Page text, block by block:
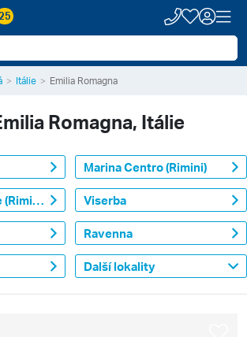
Itálie Emilia Romagna
Romagna, Itálie
Marina Centro (Rimini)
San Giuliano Mare (Rimini) Viserba
Ravenna
Další lokality